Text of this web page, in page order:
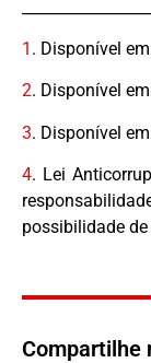
1 . Disponível
2. Disponível
3. Disponível
4. Lei
possibilidade
Compartilhe